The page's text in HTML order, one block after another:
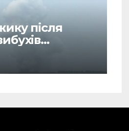
після